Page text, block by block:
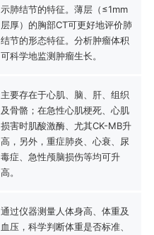
示肺结节的特征。薄层（≤1mm
层厚）的胸部CT可更好地评价肺
结节的形态特征。分析肿瘤体积
可科学地监测肿瘤生长。
主要存在于心肌、脑、肝、组织
及骨骼；在急性心肌梗死、心肌
损害时肌酸激酶、尤其CK-MB升
高，另外，重症肺炎、心衰、尿
毒症、急性颅脑损伤等均可升
高。
通过仪器测量人体身高、体重及
血压，科学判断体重是否标准、